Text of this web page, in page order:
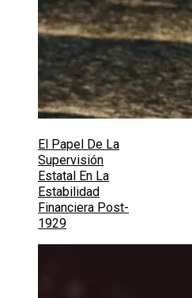
El Papel De La
Supervisión
Estatal En La
Estabilidad
Financiera Post-
1929